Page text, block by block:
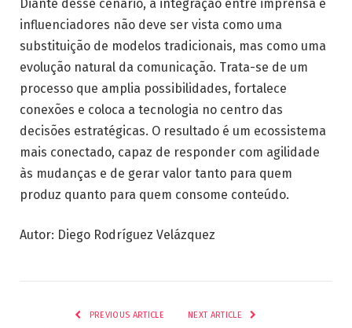
Diante desse cenário, a integração entre imprensa e
influenciadores não deve ser vista como uma
substituição de modelos tradicionais, mas como uma
evolução natural da comunicação. Trata-se de um
processo que amplia possibilidades, fortalece
conexões e coloca a tecnologia no centro das
decisões estratégicas. O resultado é um ecossistema
mais conectado, capaz de responder com agilidade
às mudanças e de gerar valor tanto para quem
produz quanto para quem consome conteúdo.
Autor: Diego Rodríguez Velázquez
PREVIOUS ARTICLE NEXT ARTICLE